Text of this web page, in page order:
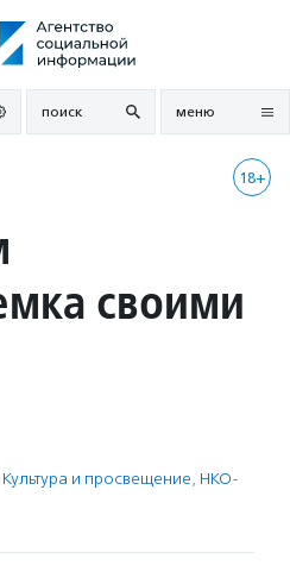
поиск меню
18+
своими
Культура и просвещение, НКО-